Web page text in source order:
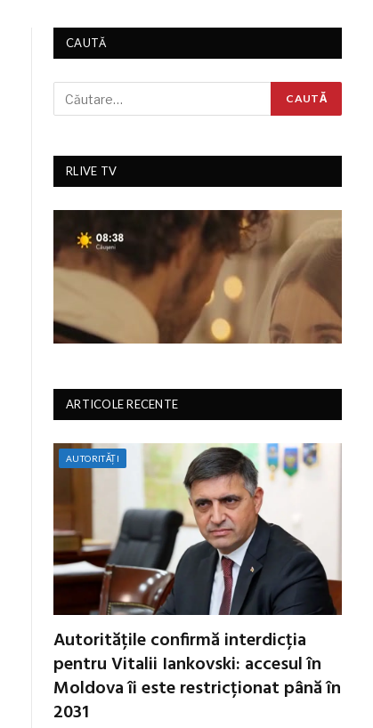
CAUTĂ
RLIVE TV
ARTICOLE RECENTE
AUTORITĂȚI
Autoritățile confirmă interdicția
pentru Vitalii Iankovski: accesul în
Moldova îi este restricționat până în
2031